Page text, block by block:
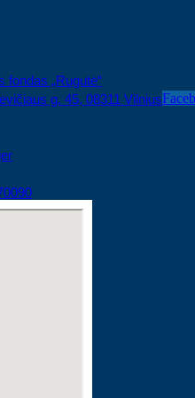
fondas „Rugutė“
g. 45, 08311 Vilnius